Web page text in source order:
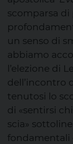
scomparsa di
un senso di
abbiamo
l’elezione di
dell’incontro
tenutosi lo
di «sentirsi
scia»
fondamentali